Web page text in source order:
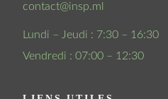
contact@insp.ml
Lundi – Jeudi : 7:30 – 16:30
Vendredi : 07:00 – 12:30